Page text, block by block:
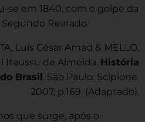
se em 1840, com o golpe da
Reinado.
Luís César Amad & MELLO,
Itaussu de Almeida. História
do Brasil. São Paulo: Scipione,
2007, p.169. (Adaptado).
que surge, após o